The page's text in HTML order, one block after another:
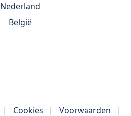
Nederland
België
| Cookies | Voorwaarden
|